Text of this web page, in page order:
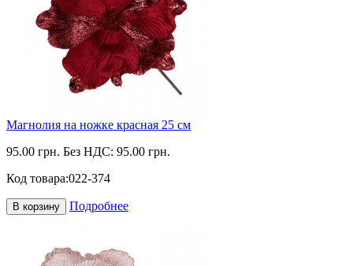
Магнолия на ножке красная 25 см
95.00 грн. Без НДС: 95.00 грн.
Код товара:022-374
В корзину Подробнее